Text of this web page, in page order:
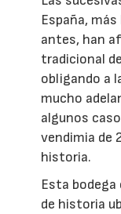
España,
antes, han
tradicional
obligando a
mucho
algunos
vendimia de
historia.
Esta
de historia